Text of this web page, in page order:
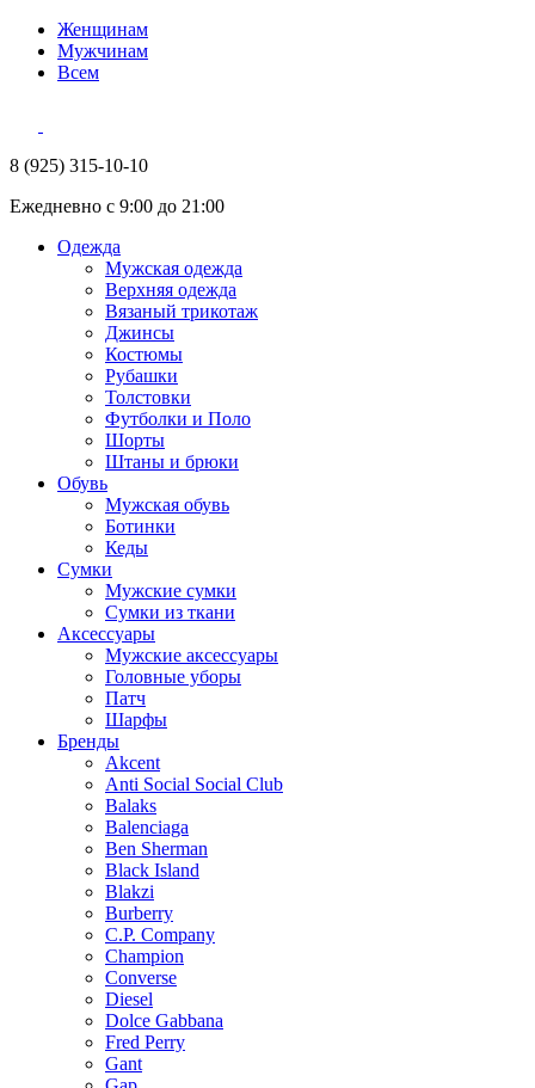
Женщинам
Мужчинам
Всем
8 (925) 315-10-10
Ежедневно с 9:00 до 21:00
Одежда
Мужская одежда
Верхняя одежда
Вязаный трикотаж
Джинсы
Костюмы
Рубашки
Толстовки
Футболки и Поло
Шорты
Штаны и брюки
Обувь
Мужская обувь
Ботинки
Кеды
Сумки
Мужские сумки
Сумки из ткани
Аксессуары
Мужские аксессуары
Головные уборы
Патч
Шарфы
Бренды
Akcent
Anti Social Social Club
Balaks
Balenciaga
Ben Sherman
Black Island
Blakzi
Burberry
C.P. Company
Champion
Converse
Diesel
Dolce Gabbana
Fred Perry
Gant